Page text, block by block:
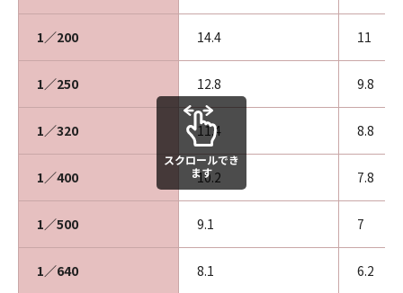
1／200 14.4 11
1／250 12.8 9.8
1／320 11.4 8.8
1／400 10.2 7.8
1／500 9.1 7
1／640 8.1 6.2
スクロールでき
ます